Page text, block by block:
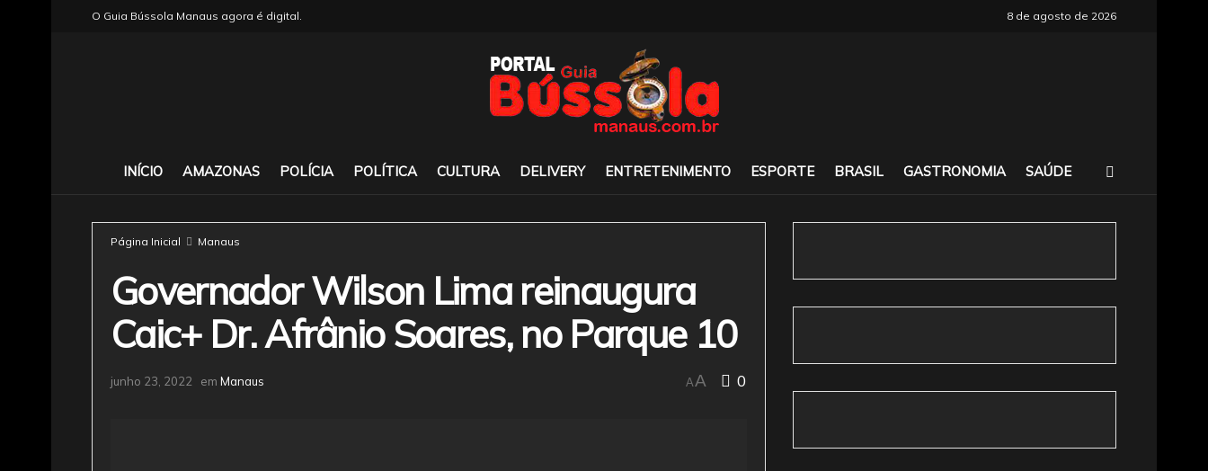
O Guia Bússola Manaus agora é digital. 8 de agosto de 2026
INÍCIO AMAZONAS POLÍCIA POLÍTICA CULTURA DELIVERY ENTRETENIMENTO ESPORTE BRASIL GASTRONOMIA SAÚDE
Página Inicial Manaus
Governador Wilson Lima reinaugura
Caic+ Dr. Afrânio Soares, no Parque 10
junho 23, 2022 em Manaus AA 0